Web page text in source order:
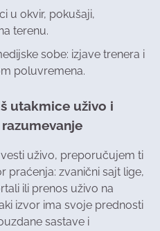
u okvir, pokušaji,
terenu.
sobe: izjave trenera i
poluvremena.
utakmice uživo i
uživo, preporučujem ti
praćenja: zvanični sajt lige,
ili prenos uživo na
izvor ima svoje prednosti
sastave i